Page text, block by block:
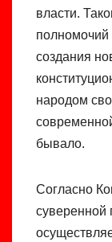
власти.
полномочий
создания
народом
бывало.
Согласно
суверенной